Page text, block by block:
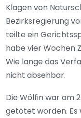
Klagen von
Bezirksregierung
teilte ein
habe vier Wochen
Wie lange das
nicht absehbar.
Die Wölfin war am
getötet worden. Es